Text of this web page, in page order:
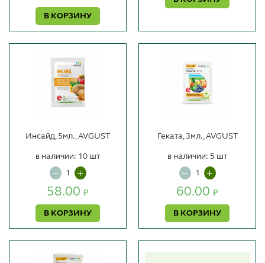
В КОРЗИНУ
Инсайд, 5мл., AVGUST
58.00 ₽
В КОРЗИНУ
в наличии: 10 шт
Геката, 3мл., AVGUST
60.00 ₽
В КОРЗИНУ
в наличии: 5 шт